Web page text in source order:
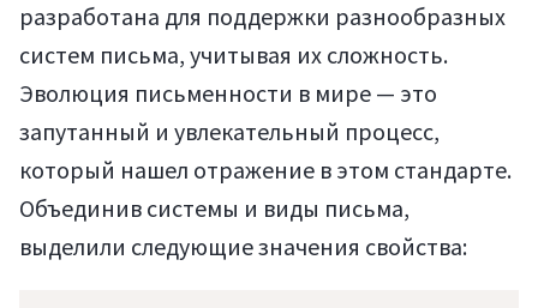
разработана для поддержки разнообразных
систем письма, учитывая их сложность.
Эволюция письменности в мире — это
запутанный и увлекательный процесс,
который нашел отражение в этом стандарте.
Объединив системы и виды письма,
выделили следующие значения свойства: